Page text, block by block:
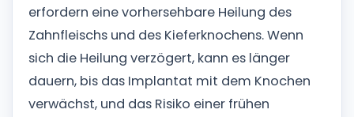
erfordern eine vorhersehbare Heilung des
Zahnfleischs und des Kieferknochens. Wenn
sich die Heilung verzögert, kann es länger
dauern, bis das Implantat mit dem Knochen
verwächst, und das Risiko einer frühen